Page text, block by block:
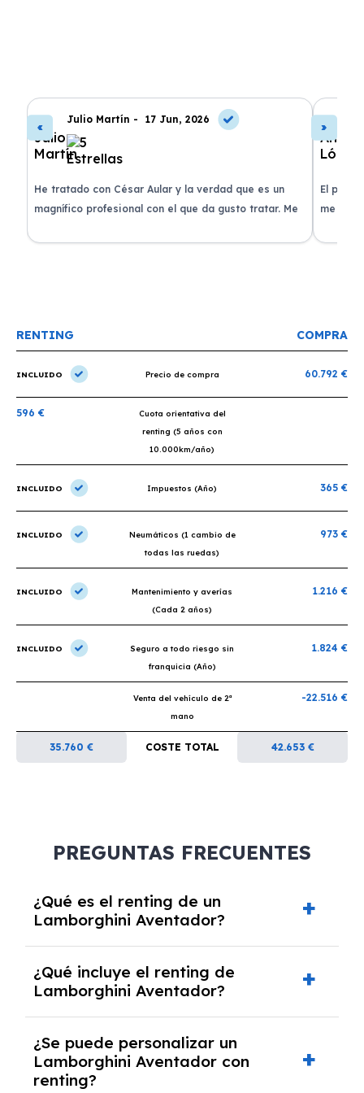
Julio Martín - 17 Jun, 2026
He tratado con César Aular y la verdad que es un
magnífico profesional con el que da gusto tratar. Me
recomiendo un montón, muchas gracias!
El
me
plazo
RENTING COMPRA
INCLUIDO Precio de compra 60.792 €
596 €
Cuota orientativa del
renting (5 años con
10.000km/año)
INCLUIDO Impuestos (Año) 365 €
INCLUIDO
Neumáticos (1 cambio de
todas las ruedas)
973 €
INCLUIDO
Mantenimiento y averías
(Cada 2 años)
1.216 €
INCLUIDO
Seguro a todo riesgo sin
franquicia (Año)
1.824 €
Venta del vehículo de 2ª
mano
-22.516 €
35.760 € COSTE TOTAL 42.653 €
PREGUNTAS FRECUENTES
¿Qué es el renting de un
Lamborghini Aventador?
contrato de alquiler a largo plazo en el que
pagas una cuota mensual fija por el uso del
coche durante un periodo determinado,
generalmente entre 2 y 5 años.
¿Qué incluye el renting de
Lamborghini Aventador?
seguro a todo riesgo, mantenimiento,
reparaciones, impuestos, asistencia en
carretera y gestión de la documentación.
¿Se puede personalizar un
Lamborghini Aventador con
renting?